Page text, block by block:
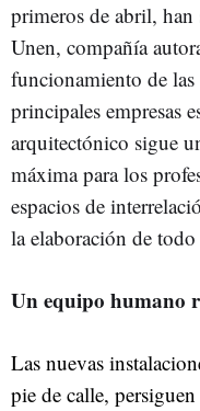
primeros de abril, han
Unen, compañía
funcionamiento de las
principales empresas
arquitectónico sigue
máxima para los
espacios de
la elaboración de
Un equipo humano
Las nuevas
pie de calle,